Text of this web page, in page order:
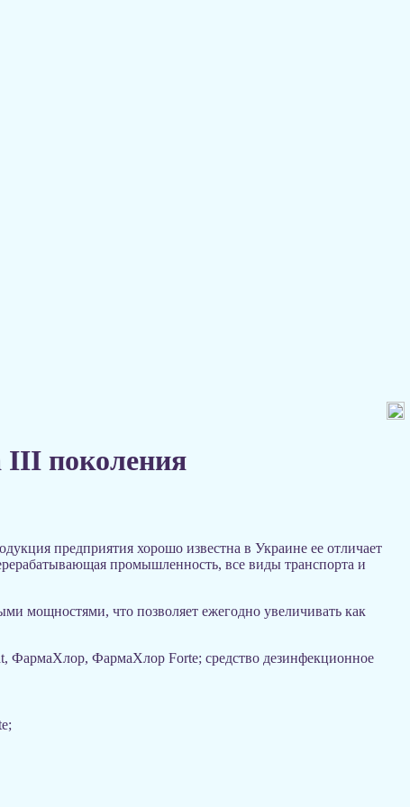
III поколения
предприятия хорошо известна в Украине ее отличает
промышленность, все виды транспорта и
мощностями, что позволяет ежегодно увеличивать как
ФармаХлор, ФармаХлор Forte; средство дезинфекционное